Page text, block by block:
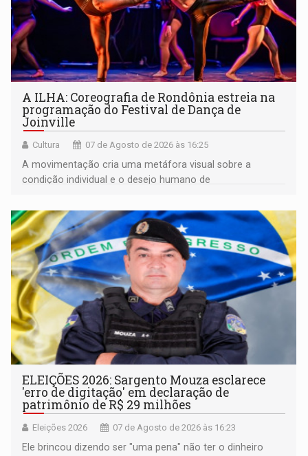
A ILHA: Coreografia de Rondônia estreia na
programação do Festival de Dança de
Joinville
Cultura 07 de Agosto de 2026 às 16:25
A movimentação cria uma metáfora visual sobre a
condição individual e o desejo humano de
ELEIÇÕES 2026: Sargento Mouza esclarece
'erro de digitação' em declaração de
patrimônio de R$ 29 milhões
Eleições 2026 07 de Agosto de 2026 às 16:23
Ele brincou dizendo ser "uma pena" não ter o dinheiro